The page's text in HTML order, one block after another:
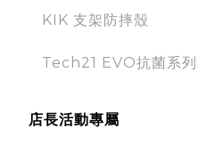
KIK 支架防摔殼
Tech21 EVO抗菌系列
店長活動專屬